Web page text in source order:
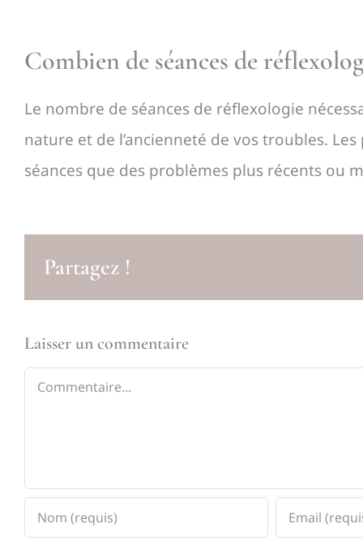
Combien de séances de
Le nombre de séances de réflexologie
nature et de l’ancienneté de vos troubles.
séances que des problèmes plus récents ou
Partagez !
Laisser un commentaire
Commentaire